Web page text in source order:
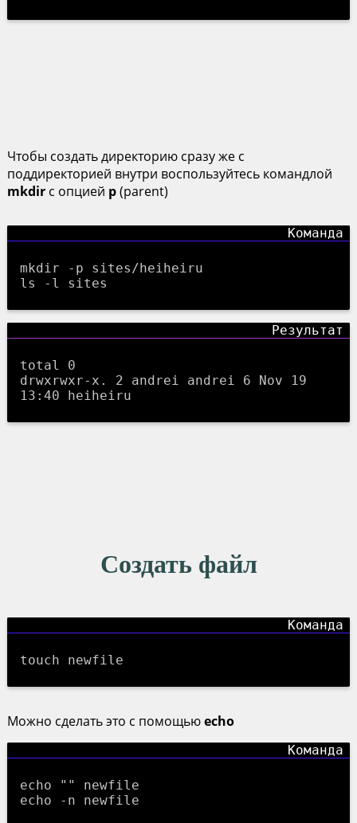
Чтобы создать директорию сразу же с
поддиректорией внутри воспользуйтесь командлой
mkdirс опцией p(parent)
mkdir -p sites/heiheiru
ls -l sites
total 0
drwxrwxr-x. 2 andrei andrei 6 Nov 19
13:40 heiheiru
Создать файл
touch newfile
Можно сделать это с помощьюecho
echo "" newfile
echo -n newfile